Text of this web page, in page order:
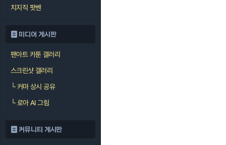
치지직 팟벤
미디어 게시판
팬아트 카툰 갤러리
스크린샷 갤러리
└커마 상시 공유
└로아 AI 그림
커뮤니티 게시판